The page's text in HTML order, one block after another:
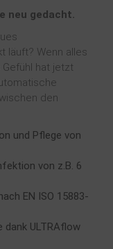
neu gedacht.
läuft? Wenn alles
hat jetzt
den
und Pflege von
von z.B. 6
EN ISO 15883-
dank ULTRAflow